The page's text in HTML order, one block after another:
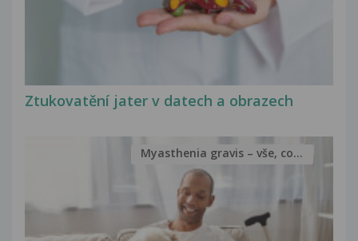
Ztukovatění jater v datech a obrazech
Myasthenia gravis – vše, co...